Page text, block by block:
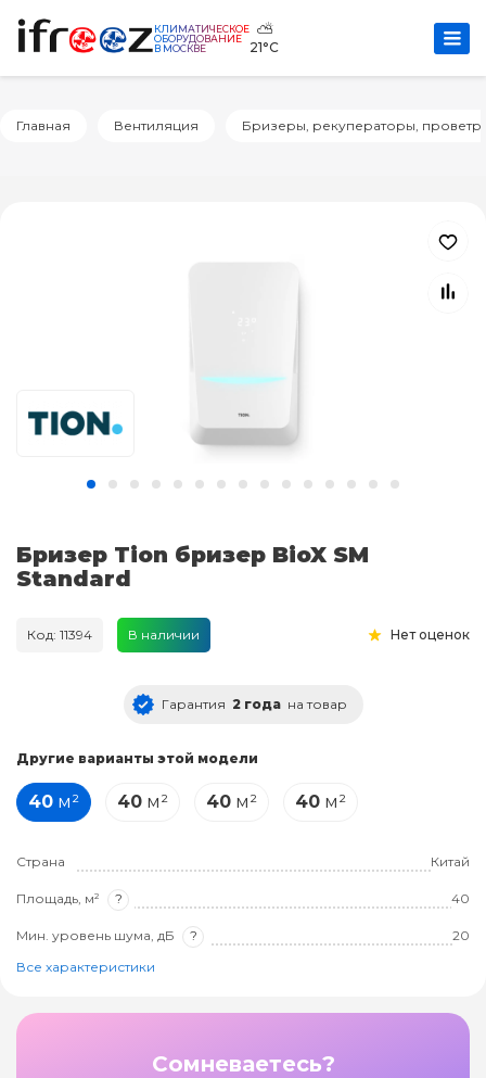
КЛИМАТИЧЕСКОЕ
ОБОРУДОВАНИЕ
В МОСКВЕ
⛅
21°C
Главная Вентиляция Бризеры, рекуператоры,
Бризер Tion бризер BioX SM
Standard
Код: 11394 В наличии Нет оценок
Гарантия 2 года на товар
Другие варианты этой модели
40 м² 40 м² 40 м² 40 м²
Страна Китай
Площадь, м² ? 40
Мин. уровень шума, дБ ?
20
Все характеристики
Сомневаетесь?